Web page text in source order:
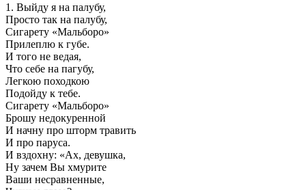
1. Выйду я на палубу,
Просто так на палубу,
Сигарету «Мальборо»
Прилеплю к губе.
И того не ведая,
Что себе на пагубу,
Легкою походкою
Подойду к тебе.
Сигарету «Мальборо»
Брошу недокуренной
И начну про шторм травить
И про паруса.
И вздохну: «Ах, девушка,
Ну зачем Вы хмурите
Ваши несравненные,